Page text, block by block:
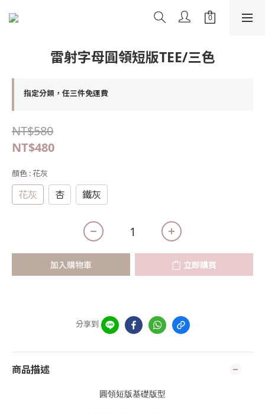
雷射字母圓領短版TEE/三色
指定分類，任三件免運費
NT$580
NT$480
顏色 : 花灰
花灰 杏 鐵灰
加入購物車 立即購買
分享到
商品描述
圓領短版基礎版型